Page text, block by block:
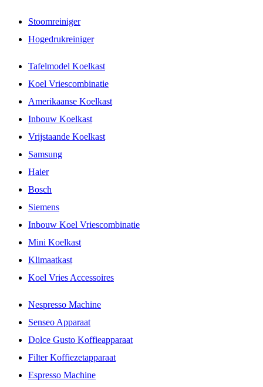
Stoomreiniger
Hogedrukreiniger
Tafelmodel Koelkast
Koel Vriescombinatie
Amerikaanse Koelkast
Inbouw Koelkast
Vrijstaande Koelkast
Samsung
Haier
Bosch
Siemens
Inbouw Koel Vriescombinatie
Mini Koelkast
Klimaatkast
Koel Vries Accessoires
Nespresso Machine
Senseo Apparaat
Dolce Gusto Koffieapparaat
Filter Koffiezetapparaat
Espresso Machine